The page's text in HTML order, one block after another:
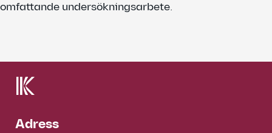
omfattande undersökningsarbete.
Adress